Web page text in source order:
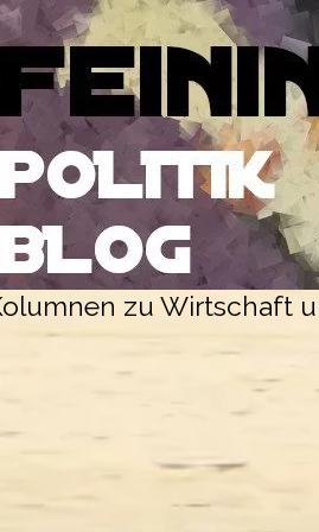
zu Wirtschaft